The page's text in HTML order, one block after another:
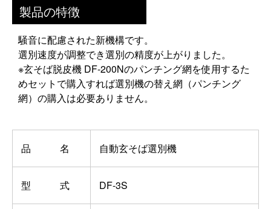
製品の特徴
騒音に配慮された新機構です。
選別速度が調整でき選別の精度が上がりました。
※玄そば脱皮機 DF-200Nのパンチング網を使用するた
めセットで購入すれば選別機の替え網（パンチング
網）の購入は必要ありません。
品 名 自動玄そば選別機
型 式 DF-3S